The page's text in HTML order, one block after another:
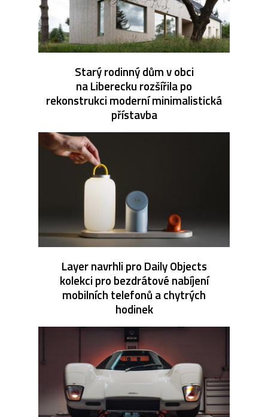
Starý rodinný dům v obci
na Liberecku rozšířila po
rekonstrukci moderní minimalistická
přístavba
Layer navrhli pro Daily Objects
kolekci pro bezdrátové nabíjení
mobilních telefonů a chytrých
hodinek